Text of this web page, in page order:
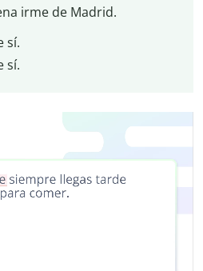
irme de Madrid.
sí.
sí.